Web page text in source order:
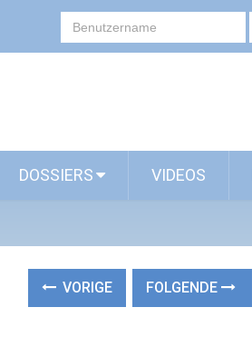
DOSSIERS VIDEOS
VORIGE FOLGENDE